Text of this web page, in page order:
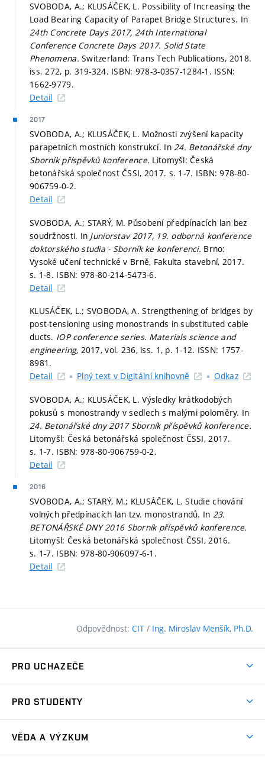
SVOBODA, A.; KLUSÁČEK, L. Possibility of Increasing the
Load Bearing Capacity of Parapet Bridge Structures. In
24th Concrete Days 2017, 24th International
Conference Concrete Days 2017. Solid State
Phenomena.Switzerland: Trans Tech Publications, 2018.
iss. 272, p. 319-324. ISBN: 978-3-0357-1284-1. ISSN:
1662-9779.
Detail
2017
SVOBODA, A.; KLUSÁČEK, L. Možnosti zvýšení kapacity
parapetních mostních konstrukcí. In24. Betonářské dny
Sborník příspěvků konference. Litomyšl: Česká
betonářská společnost ČSSI, 2017. s. 1-7. ISBN: 978-80-
906759-0-2.
Detail
SVOBODA, A.; STARÝ, M. Působení předpínacích lan bez
soudržnosti. In Juniorstav 2017, 19. odborná konference
doktorského studia - Sborník ke konferenci. Brno:
Vysoké učení technické v Brně, Fakulta stavební, 2017.
s. 1-8. ISBN: 978-80-214-5473-6.
Detail
KLUSÁČEK, L.; SVOBODA, A. Strengthening of bridges by
post-tensioning using monostrands in substituted cable
ducts. IOP conference series. Materials science and
engineering, 2017, vol. 236, iss. 1, p. 1-12. ISSN: 1757-
8981.
Detail
Plný text v Digitální knihovně Odkaz
SVOBODA, A.; KLUSÁČEK, L. Výsledky krátkodobých
pokusů s monostrandy v sedlech s malými poloměry. In
24. Betonářské dny 2017 Sborník příspěvků konference.
Litomyšl: Česká betonářská společnost ČSSI, 2017.
s. 1-7. ISBN: 978-80-906759-0-2.
Detail
2016
SVOBODA, A.; STARÝ, M.; KLUSÁČEK, L. Studie chování
volných předpínacích lan tzv. monostrandů. In 23.
BETONÁŘSKÉ DNY 2016 Sborník příspěvků konference.
Litomyšl: Česká betonářská společnost ČSSI, 2016.
s. 1-7. ISBN: 978-80-906097-6-1.
Detail
Odpovědnost: CIT / Ing. Miroslav Menšík, Ph.D.
PRO UCHAZEČE
Přijímačky
PRO STUDENTY
VĚDA A VÝZKUM